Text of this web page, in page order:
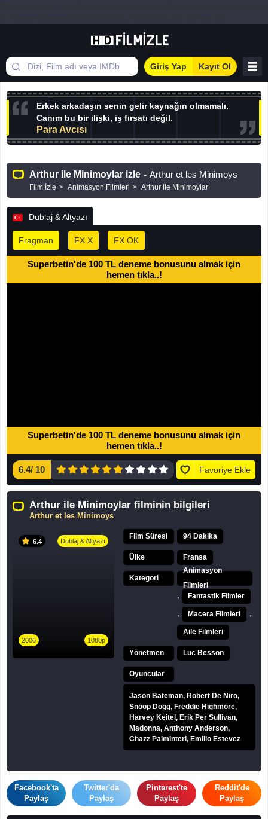
Giriş Yap Kayıt Ol
Erkek arkadaşın senin gelir kaynağın olmamalı.
Canım bu bir ilişki, iş fırsatı değil.
Para Avcısı
Arthur ile Minimoylar izle - Arthur et les Minimoys
Film İzle Animasyon Filmleri Arthur ile Minimoylar
Dublaj & Altyazı
Fragman FX X FX OK
Superbetin'de 100 TL deneme bonusunu almak için
hemen tıkla..!
Superbetin'de 100 TL deneme bonusunu almak için
hemen tıkla..!
6.4/ 10 Favoriye Ekle
Arthur ile Minimoylar filminin bilgileri
Arthur et les Minimoys
6.4 Dublaj & Altyazı
2006 1080p
Film Süresi 94 Dakika
Ülke Fransa
Kategori
Animasyon
Filmleri
Fantastik Filmler
Macera Filmleri
Aile Filmleri
Yönetmen Luc Besson
Oyuncular
Jason Bateman, Robert De Niro,
Snoop Dogg, Freddie Highmore,
Harvey Keitel, Erik Per Sullivan,
Madonna, Anthony Anderson,
Chazz Palminteri, Emilio Estevez
Facebook'ta
Paylaş
Twitter'da
Paylaş
Pinterest'te
Paylaş
Reddit'de
Paylaş